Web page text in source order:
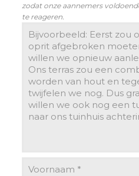
zodat onze aannemers
te reageren.